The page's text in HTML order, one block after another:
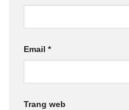
Email *
Trang web